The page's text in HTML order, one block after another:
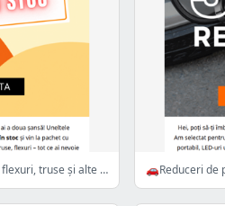
⚡️Back in stock: Bormașini, flexuri, truse și alte favorite!